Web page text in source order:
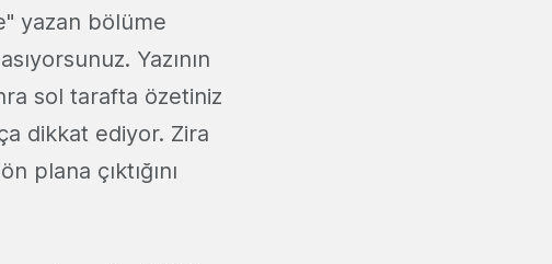
yazan bölüme
Yazının
sol tarafta özetiniz
dikkat ediyor. Zira
plana çıktığını